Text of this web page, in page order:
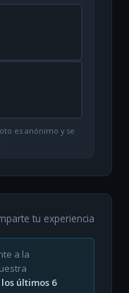
es anónimo y se
tu experiencia
a la
últimos 6